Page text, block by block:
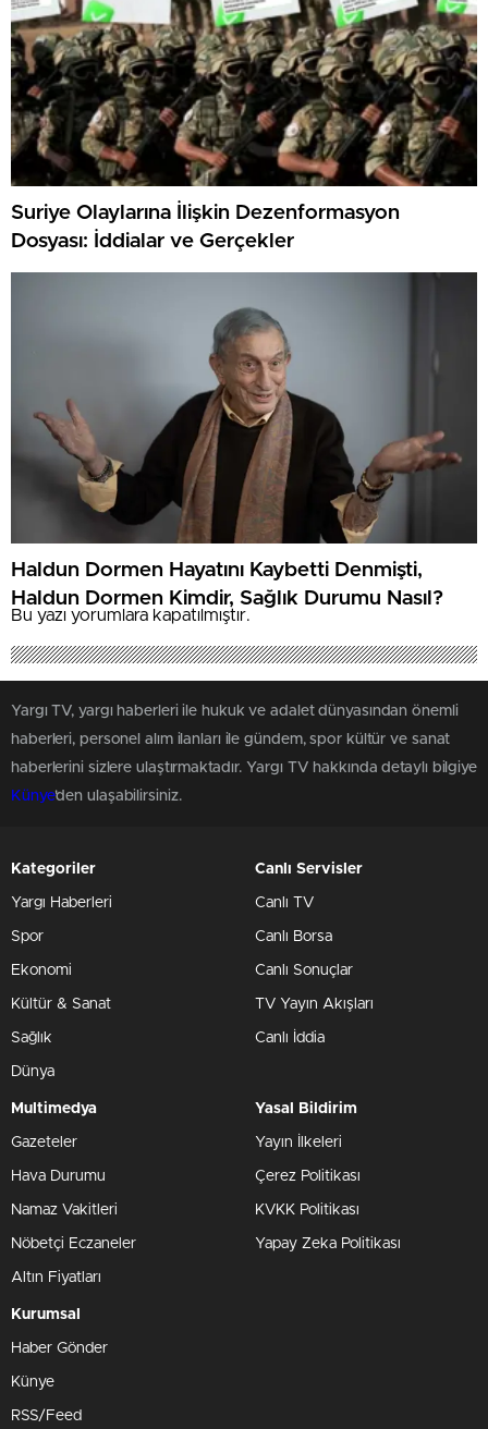
Suriye Olaylarına İlişkin Dezenformasyon
Dosyası: İddialar ve Gerçekler
Haldun Dormen Hayatını Kaybetti Denmişti,
Haldun Dormen Kimdir, Sağlık Durumu Nasıl?
Bu yazı yorumlara kapatılmıştır.
Yargı TV, yargı haberleri ile hukuk ve adalet dünyasından önemli
haberleri, personel alım ilanları ile gündem, spor kültür ve sanat
haberlerini sizlere ulaştırmaktadır. Yargı TV hakkında detaylı bilgiye
Künye'den ulaşabilirsiniz.
Kategoriler
Yargı Haberleri
Spor
Ekonomi
Kültür & Sanat
Sağlık
Dünya
Canlı Servisler
Canlı TV
Canlı Borsa
Canlı Sonuçlar
TV Yayın Akışları
Canlı İddia
Multimedya
Gazeteler
Hava Durumu
Namaz Vakitleri
Nöbetçi Eczaneler
Altın Fiyatları
Yasal Bildirim
Yayın İlkeleri
Çerez Politikası
KVKK Politikası
Yapay Zeka Politikası
Kurumsal
Haber Gönder
Künye
RSS/Feed